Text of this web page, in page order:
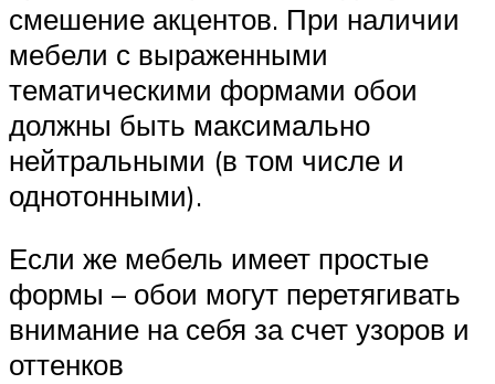
смешение акцентов. При наличии
мебели с выраженными
тематическими формами обои
должны быть максимально
нейтральными (в том числе и
однотонными).
Если же мебель имеет простые
формы – обои могут перетягивать
внимание на себя за счет узоров и
оттенков